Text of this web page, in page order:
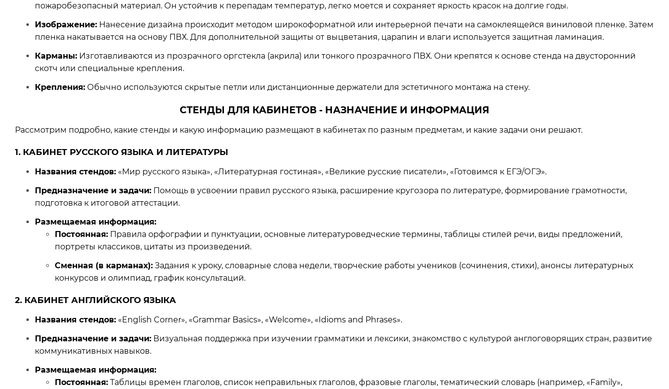
пожаробезопасный материал. Он устойчив к перепадам температур, легко моется и сохраняет яркость красок на долгие годы.
Изображение: Нанесение дизайна происходит методом широкоформатной или интерьерной печати на самоклеящейся виниловой пленке. Затем
пленка накатывается на основу ПВХ. Для дополнительной защиты от выцветания, царапин и влаги используется защитная ламинация.
Карманы: Изготавливаются из прозрачного оргстекла (акрила) или тонкого прозрачного ПВХ. Они крепятся к основе стенда на двусторонний
скотч или специальные крепления.
Крепления: Обычно используются скрытые петли или дистанционные держатели для эстетичного монтажа на стену.
СТЕНДЫ ДЛЯ КАБИНЕТОВ - НАЗНАЧЕНИЕ И ИНФОРМАЦИЯ
Рассмотрим подробно, какие стенды и какую информацию размещают в кабинетах по разным предметам, и какие задачи они решают.
1. КАБИНЕТ РУССКОГО ЯЗЫКА И ЛИТЕРАТУРЫ
Названия стендов: «Мир русского языка», «Литературная гостиная», «Великие русские писатели», «Готовимся к ЕГЭ/ОГЭ».
Предназначение и задачи: Помощь в усвоении правил русского языка, расширение кругозора по литературе, формирование грамотности,
подготовка к итоговой аттестации.
Размещаемая информация:
Постоянная: Правила орфографии и пунктуации, основные литературоведческие термины, таблицы стилей речи, виды предложений,
портреты классиков, цитаты из произведений.
Сменная (в карманах): Задания к уроку, словарные слова недели, творческие работы учеников (сочинения, стихи), анонсы литературных
конкурсов и олимпиад, график консультаций.
2. КАБИНЕТ АНГЛИЙСКОГО ЯЗЫКА
Названия стендов: «English Corner», «Grammar Basics», «Welcome», «Idioms and Phrases».
Предназначение и задачи: Визуальная поддержка при изучении грамматики и лексики, знакомство с культурой англоговорящих стран, развитие
коммуникативных навыков.
Размещаемая информация:
Постоянная: Таблицы времен глаголов, список неправильных глаголов, фразовые глаголы, тематический словарь (например, «Family»,